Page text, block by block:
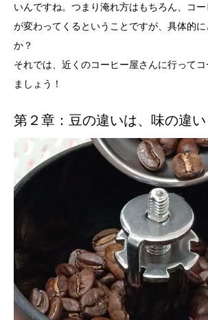
いんですね。つまり淹れ方はもちろん、コ
が変わってくるということですが、具体的
か？
それでは、近くのコーヒー屋さんに行って
ましょう！
第２章：豆の違いは、味の違い